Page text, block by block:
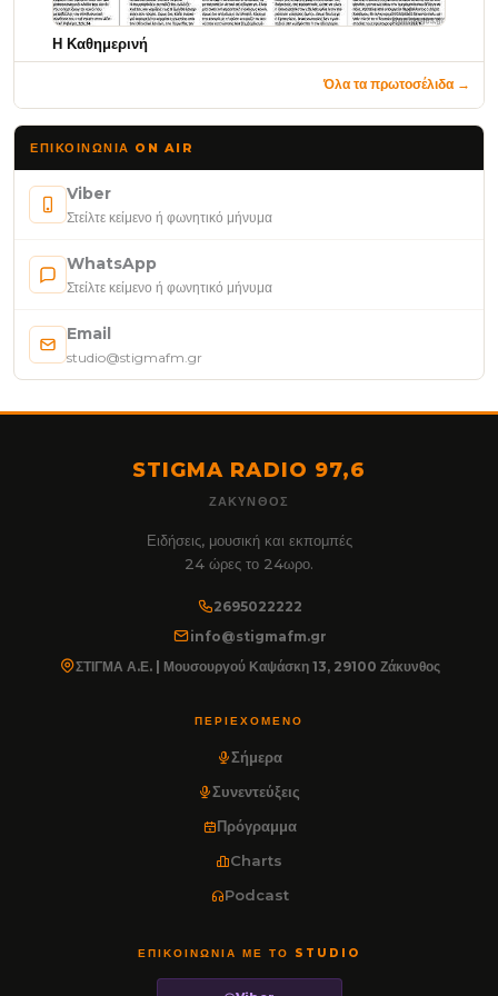
Η Καθημερινή
Όλα τα πρωτοσέλιδα →
ΕΠΙΚΟΙΝΩΝΊΑ ON AIR
Viber
Στείλτε κείμενο ή φωνητικό μήνυμα
WhatsApp
Στείλτε κείμενο ή φωνητικό μήνυμα
Email
studio@stigmafm.gr
STIGMA RADIO 97,6
ΖΆΚΥΝΘΟΣ
Ειδήσεις, μουσική και εκπομπές
24 ώρες το 24ωρο.
2695022222
info@stigmafm.gr
ΣΤΙΓΜΑ Α.Ε. | Μουσουργού Καψάσκη 13, 29100 Ζάκυνθος
ΠΕΡΙΕΧΌΜΕΝΟ
Σήμερα
Συνεντεύξεις
Πρόγραμμα
Charts
Podcast
ΕΠΙΚΟΙΝΩΝΊΑ ΜΕ ΤΟ STUDIO